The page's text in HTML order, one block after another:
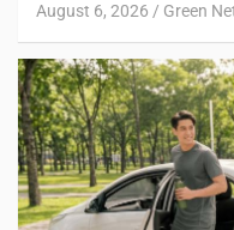
August 6, 2026 Green